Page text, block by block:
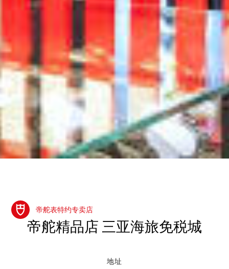
帝舵表特约专卖店
‭帝舵精品店 三亚海旅免税城‬
地址